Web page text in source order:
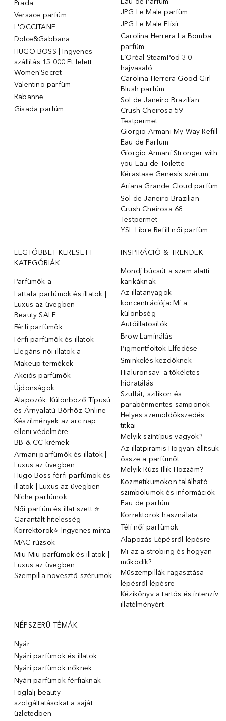
Prada
Versace parfüm
L'OCCITANE
Dolce&Gabbana
HUGO BOSS | Ingyenes
szállítás 15 000 Ft felett
Women'Secret
Valentino parfüm
Rabanne
Gisada parfüm
JPG Le Male parfüm
JPG Le Male Elixir
Carolina Herrera La Bomba
parfüm
L´Oréal SteamPod 3.0
hajvasaló
Carolina Herrera Good Girl
Blush parfüm
Sol de Janeiro Brazilian
Crush Cheirosa 59
Testpermet
Giorgio Armani My Way Refill
Eau de Parfum
Giorgio Armani Stronger with
you Eau de Toilette
Kérastase Genesis szérum
Ariana Grande Cloud parfüm
Sol de Janeiro Brazilian
Crush Cheirosa 68
Testpermet
YSL Libre Refill női parfüm
LEGTÖBBET KERESETT
KATEGÓRIÁK
Parfümök ️a
Lattafa parfümök és illatok |
Luxus az üvegben
Beauty SALE
Férfi parfümök
Férfi parfümök és illatok
Elegáns női illatok ️a
Makeup termékek
Akciós parfümök
Újdonságok
Alapozók: Különböző Típusú
és Árnyalatú Bőrhöz Online
Készítmények az arc nap
elleni védelmére
BB & CC krémek
Armani parfümök és illatok |
Luxus az üvegben
Hugo Boss férfi parfümök és
illatok | Luxus az üvegben
Niche parfümok
Női parfüm és illat szett ⭐
Garantált hitelesség
Korrektorok⭐ Ingyenes minta
MAC rúzsok
Miu Miu parfümök és illatok |
Luxus az üvegben
Szempilla növesztő szérumok
INSPIRÁCIÓ & TRENDEK
Mondj búcsút a szem alatti
karikáknak
Az illatanyagok
koncentrációja: Mi a
különbség
Autóillatosítók
Brow Laminálás
Pigmentfoltok Elfedése
Sminkelés kezdőknek
Hialuronsav: a tökéletes
hidratálás
Szulfát, szilikon és
parabénmentes samponok
Helyes szemöldökszedés
titkai
Melyik színtípus vagyok?
Az illatpiramis Hogyan állítsuk
össze a parfümöt
Melyik Rúzs Illik Hozzám?
Kozmetikumokon található
szimbólumok és információk
Eau de parfüm
Korrektorok használata
Téli női parfümök
Alapozás Lépésről-lépésre
Mi az a strobing és hogyan
működik?
Műszempillák ragasztása
lépésről lépésre
Kézikönyv a tartós és intenzív
illatélményért
NÉPSZERŰ TÉMÁK
Nyár
Nyári parfümök és illatok
Nyári parfümök nőknek
Nyári parfümök férfiaknak
Foglalj beauty
szolgáltatásokat a saját
üzletedben